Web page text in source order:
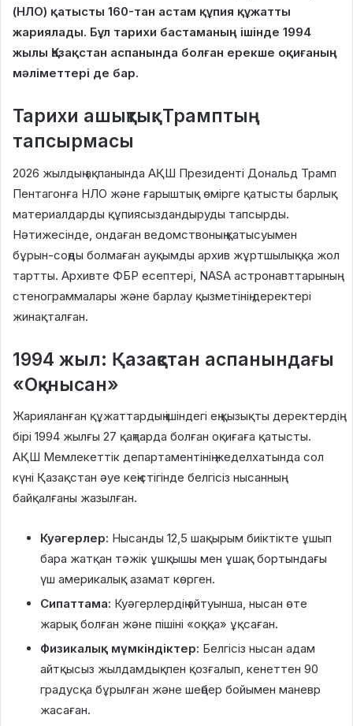
(НЛО) қатысты 160-тан астам құпия құжатты
жариялады. Бұл тарихи бастаманың ішінде 1994
жылы Қазақстан аспанында болған ерекше оқиғаның
мәліметтері де бар.
Тарихи ашықтық: Трамптың
тапсырмасы
2026 жылдың ақпанында АҚШ Президенті Дональд Трамп
Пентагонға НЛО және ғарыштық өмірге қатысты барлық
материалдарды құпиясыздандыруды тапсырды.
Нәтижесінде, ондаған ведомствоның қатысуымен
бұрын-соңды болмаған ауқымды архив жұртшылыққа жол
тартты. Архивте ФБР есептері, NASA астронавттарының
стенограммалары және барлау қызметінің деректері
жинақталған.
1994 жыл: Қазақстан аспанындағы
«Оқ-нысан»
Жарияланған құжаттардың ішіндегі ең қызықты деректердің
бірі 1994 жылғы 27 қаңтарда болған оқиғаға қатысты.
АҚШ Мемлекеттік департаментінің жеделхатында сол
күні Қазақстан әуе кеңістігінде белгісіз нысанның
байқалғаны жазылған.
Куәгерлер: Нысанды 12,5 шақырым биіктікте ұшып
бара жатқан тәжік ұшқышы мен ұшақ бортындағы
үш америкалық азамат көрген.
Сипаттама: Куәгерлердің айтуынша, нысан өте
жарық болған және пішіні «оққа» ұқсаған.
Физикалық мүмкіндіктер: Белгісіз нысан адам
айтқысыз жылдамдықпен қозғалып, кенеттен 90
градусқа бұрылған және шеңбер бойымен маневр
жасаған.